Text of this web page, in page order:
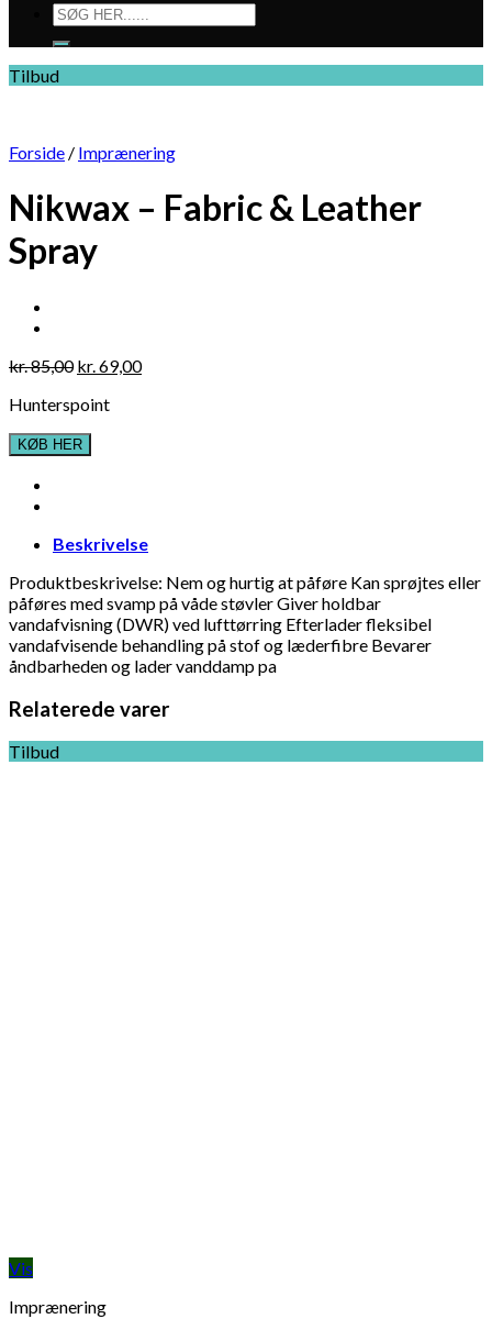
Søg
efter:
Tilbud
Forside / Imprænering
Nikwax – Fabric & Leather
Spray
kr.85,00 Original
was:
kr.69,00Current
Hunterspoint
KØB HER
Beskrivelse
Produktbeskrivelse: Nem og hurtig at påføre Kan sprøjtes eller
påføres med svamp på våde støvler Giver holdbar
vandafvisning (DWR) ved lufttørring Efterlader fleksibel
vandafvisende behandling på stof og læderfibre Bevarer
åndbarheden og lader vanddamp pa
Relaterede varer
Tilbud
Vis
Imprænering